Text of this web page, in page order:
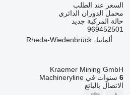
السعر عند الطلب
محمل الدوران الدائري
حالة المركبة جديد
969452501
ألمانيا، Rheda-Wiedenbrück
Kraemer Mining GmbH
6سنوات في Machineryline
الاتصال بالبائع